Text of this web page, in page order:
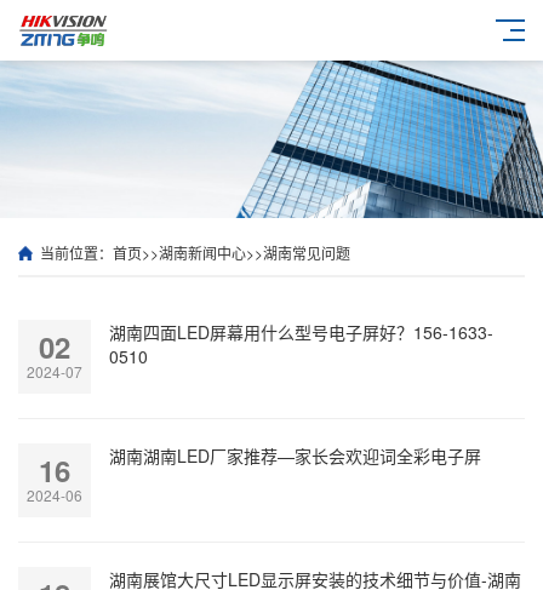
当前位置： 首页>>湖南新闻中心>>湖南常见问题
02
2024-07
湖南四面LED屏幕用什么型号电子屏好？156-1633-
0510
16
2024-06
湖南湖南LED厂家推荐—家长会欢迎词全彩电子屏
湖南展馆大尺寸LED显示屏安装的技术细节与价值-湖南